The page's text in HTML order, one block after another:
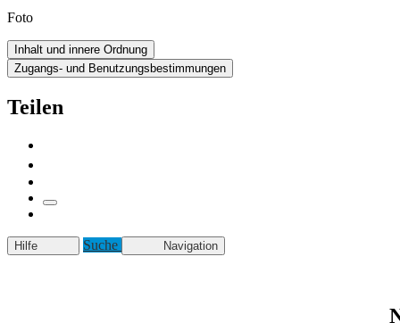
Foto
Inhalt und innere Ordnung
Zugangs- und Benutzungsbestimmungen
Teilen
Hilfe Suche Navigation